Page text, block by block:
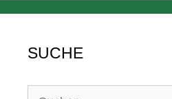
SUCHE
Suchen